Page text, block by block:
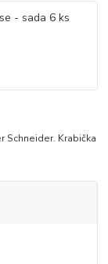
Schneider. Krabička